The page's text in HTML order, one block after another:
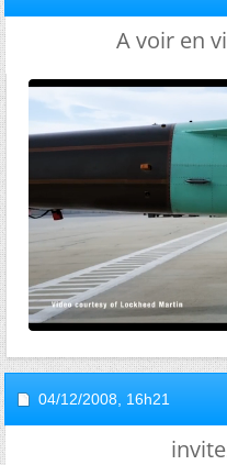
A voir en
04/12/2008, 16h21